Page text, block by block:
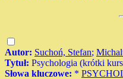
Autor: Suchoń, Stefan;
Tytuł: Psychologia (krótki
Słowa kluczowe: *